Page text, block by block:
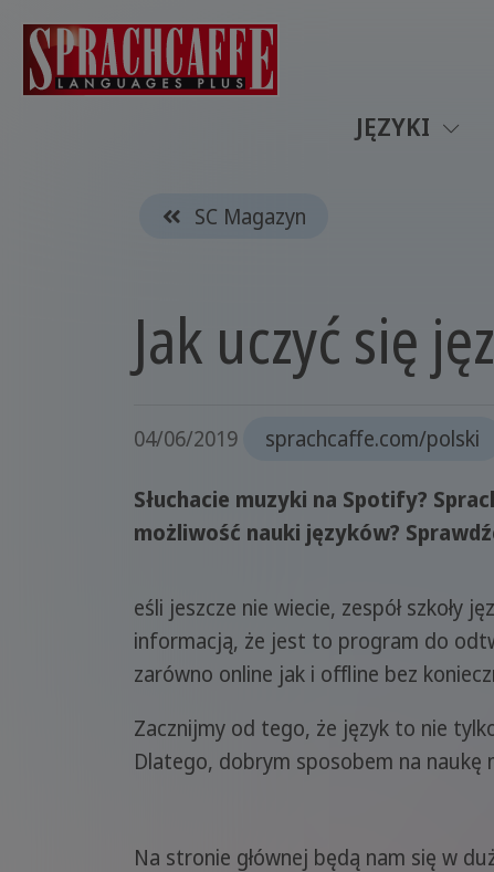
JĘZYKI
SC Magazyn
Jak uczyć się
04/06/2019 sprachcaffe.com/polski
Słuchacie muzyki na Spotify?
możliwość nauki języków?
eśli jeszcze nie wiecie, zespół szkoły
informacją, że jest to program do
zarówno online jak i offline bez
Zacznijmy od tego, że język to nie
Dlatego, dobrym sposobem na naukę
Na stronie głównej będą nam się w